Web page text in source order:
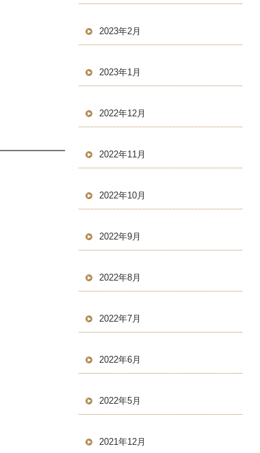
2023年2月
2023年1月
2022年12月
2022年11月
2022年10月
2022年9月
2022年8月
2022年7月
2022年6月
2022年5月
2021年12月